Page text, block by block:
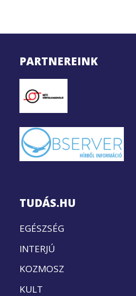
PARTNEREINK
TUDÁS.HU
EGÉSZSÉG
INTERJÚ
KOZMOSZ
KULT